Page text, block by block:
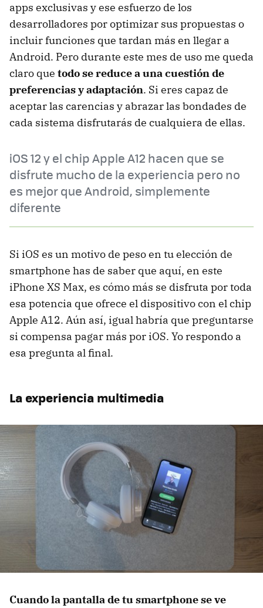
apps exclusivas y ese esfuerzo de los
desarrolladores por optimizar sus propuestas o
incluir funciones que tardan más en llegar a
Android. Pero durante este mes de uso me queda
claro que todo se reduce a una cuestión de
preferencias y adaptación. Si eres capaz de
aceptar las carencias y abrazar las bondades de
cada sistema disfrutarás de cualquiera de ellas.
iOS 12 y el chip Apple A12 hacen que se
disfrute mucho de la experiencia pero no
es mejor que Android, simplemente
diferente
Si iOS es un motivo de peso en tu elección de
smartphone has de saber que aquí, en este
iPhone XS Max, es cómo más se disfruta por toda
esa potencia que ofrece el dispositivo con el chip
Apple A12. Aún así, igual habría que preguntarse
si compensa pagar más por iOS. Yo respondo a
esa pregunta al final.
La experiencia multimedia
Cuando la pantalla de tu smartphone se ve